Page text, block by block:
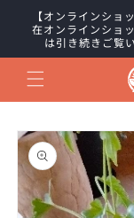
ンツに
進む
【オンラインショ
在オンラインショ
は引き続きご覧
商品情
報にス
キップ